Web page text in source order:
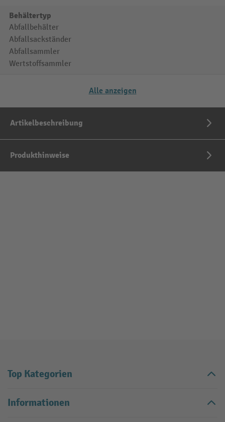
Behältertyp
Abfallbehälter
Abfallsackständer
Abfallsammler
Wertstoffsammler
Alle anzeigen
Artikelbeschreibung
Produkthinweise
Top Kategorien
Informationen